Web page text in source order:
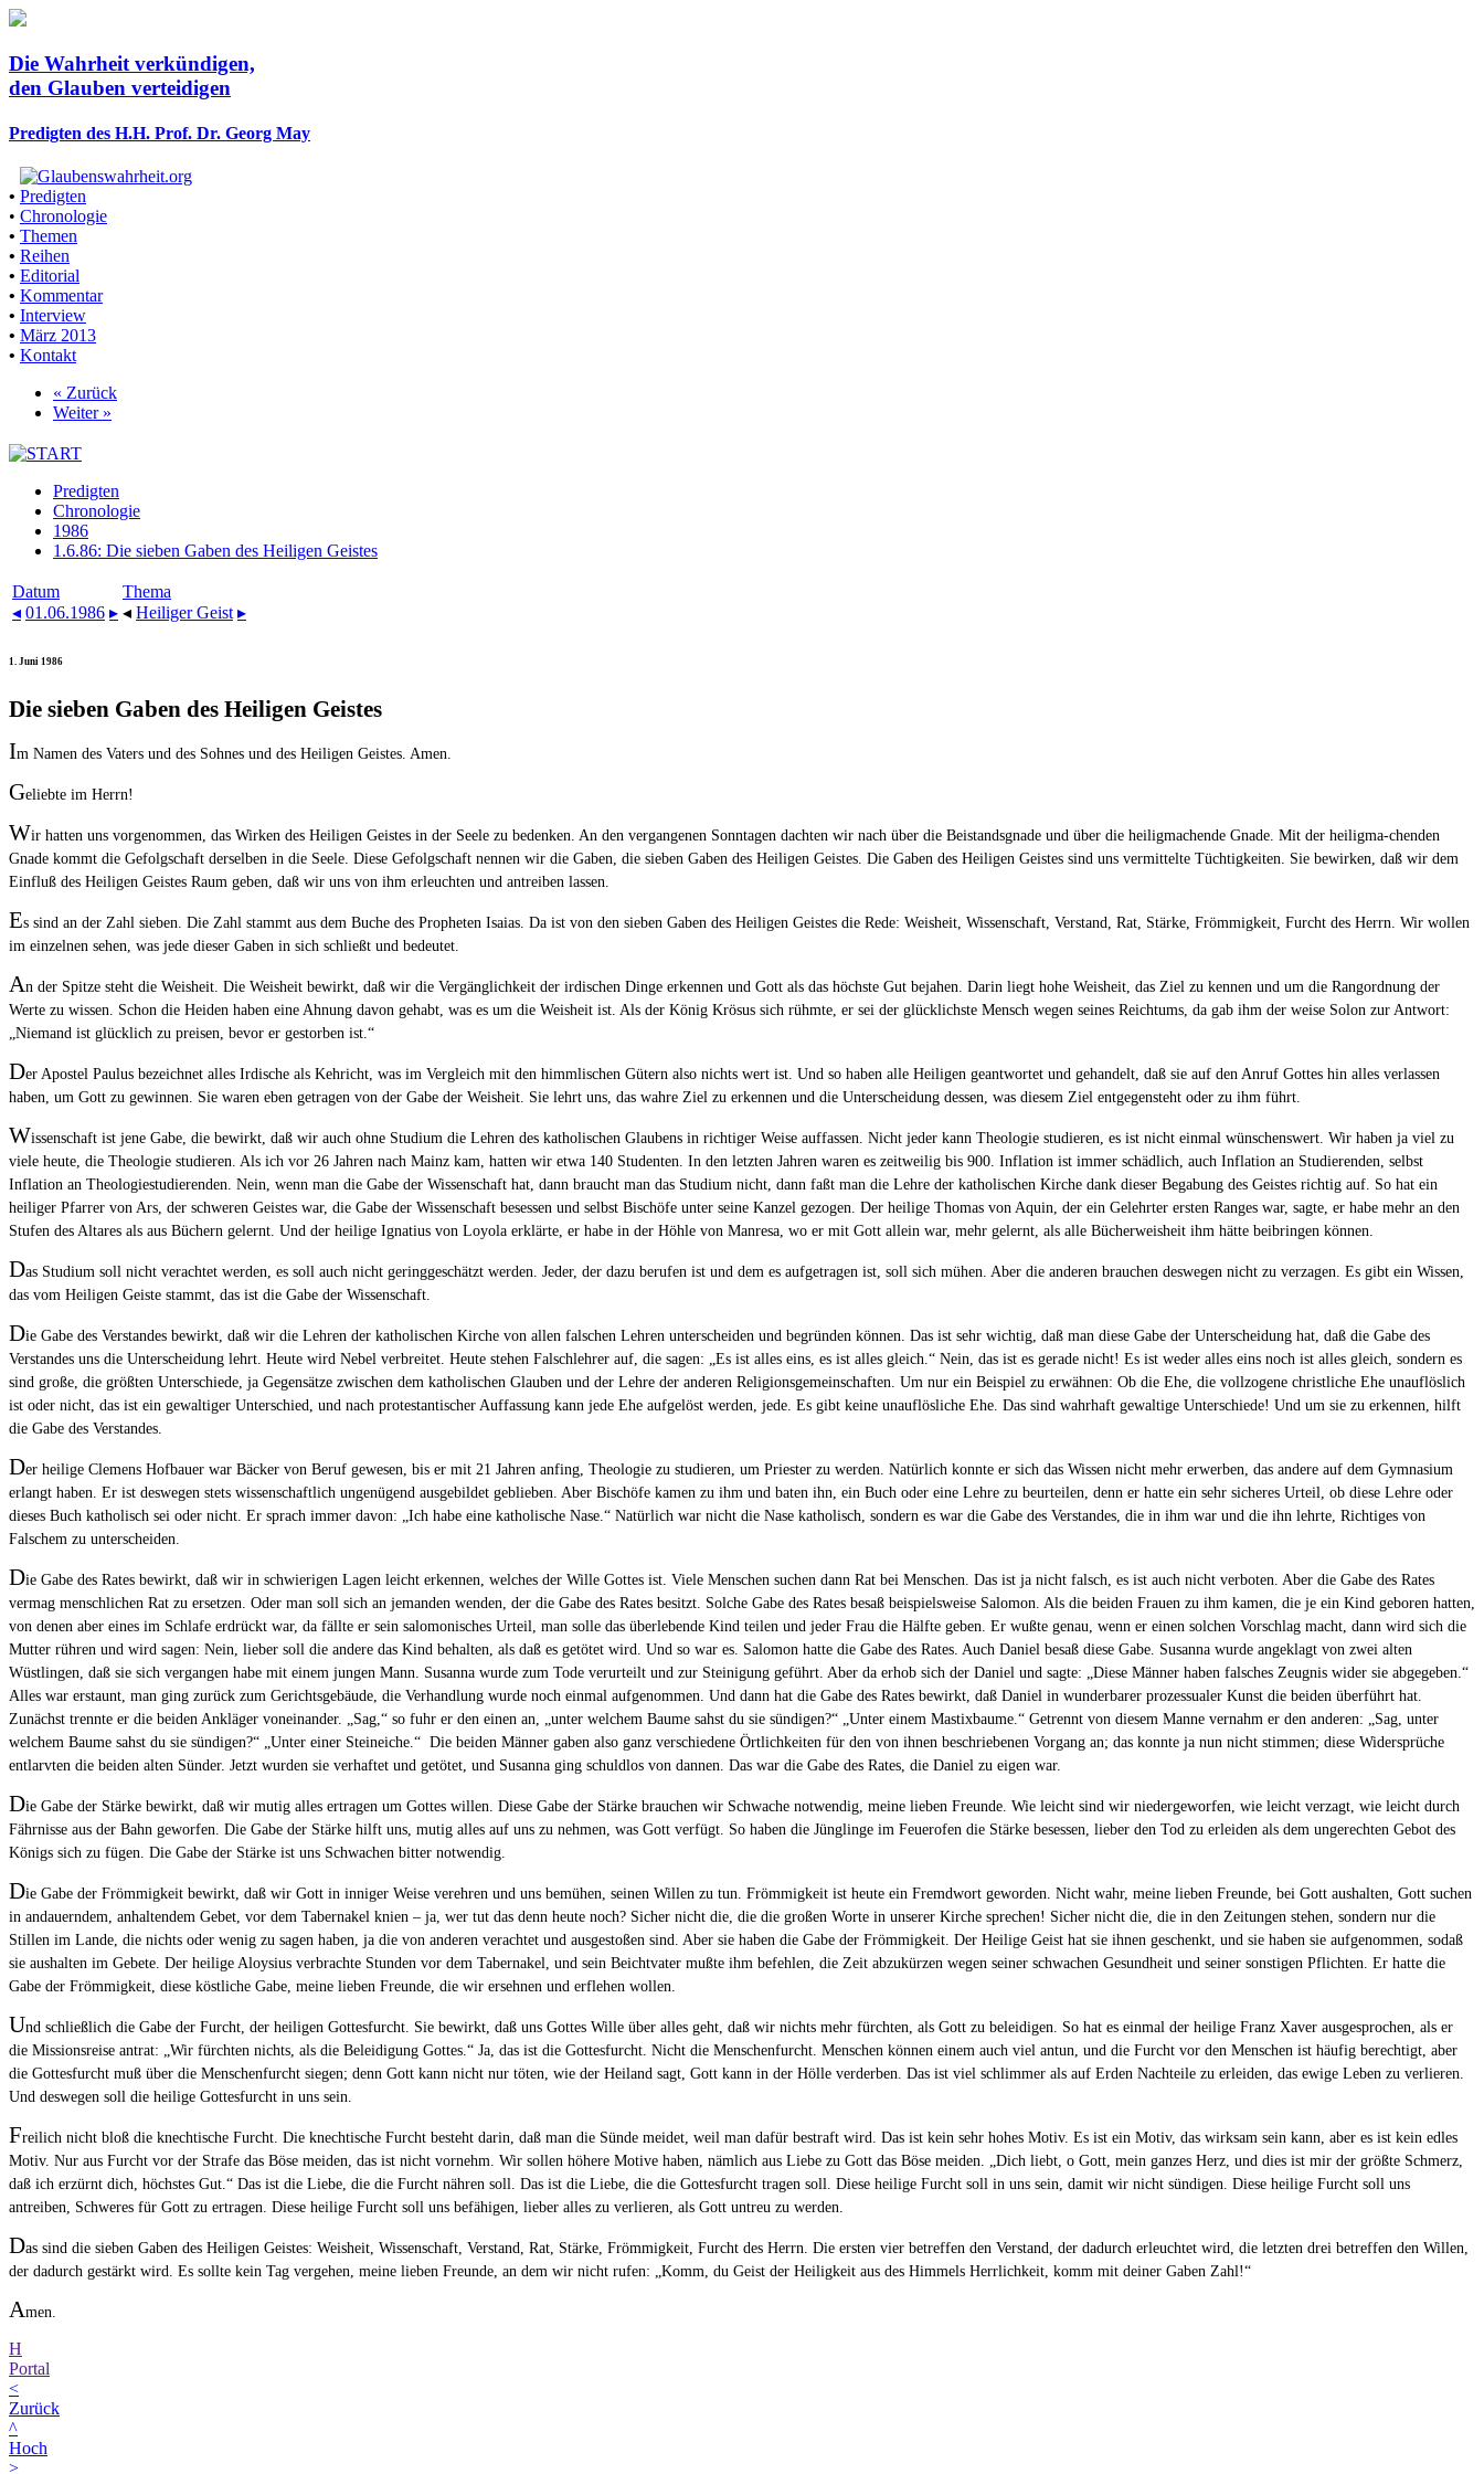
Die Wahrheit verkündigen,
den Glauben verteidigen
Predigten des H.H. Prof. Dr. Georg May
• Predigten
• Chronologie
• Themen
• Reihen
• Editorial
• Kommentar
• Interview
• März 2013
• Kontakt
« Zurück
Weiter »
Predigten
Chronologie
1986
1.6.86: Die sieben Gaben des Heiligen Geistes
Datum
◂ 01.06.1986 ▸
Thema
◂ Heiliger Geist ▸
1. Juni 1986
Die sieben Gaben des Heiligen Geistes
Im Namen des Vaters und des Sohnes und des Heiligen Geistes. Amen.
Geliebte im Herrn!
Wir hatten uns vorgenommen, das Wirken des Heiligen Geistes in der Seele zu bedenken. An den vergangenen Sonntagen dachten wir nach über die Beistandsgnade und über die heiligmachende Gnade. Mit der heiligma-chenden
Gnade kommt die Gefolgschaft derselben in die Seele. Diese Gefolgschaft nennen wir die Gaben, die sieben Gaben des Heiligen Geistes. Die Gaben des Heiligen Geistes sind uns vermittelte Tüchtigkeiten. Sie bewirken, daß wir dem
Einfluß des Heiligen Geistes Raum geben, daß wir uns von ihm erleuchten und antreiben lassen.
Es sind an der Zahl sieben. Die Zahl stammt aus dem Buche des Propheten Isaias. Da ist von den sieben Gaben des Heiligen Geistes die Rede: Weisheit, Wissenschaft, Verstand, Rat, Stärke, Frömmigkeit, Furcht des Herrn. Wir wollen
im einzelnen sehen, was jede dieser Gaben in sich schließt und bedeutet.
An der Spitze steht die Weisheit. Die Weisheit bewirkt, daß wir die Vergänglichkeit der irdischen Dinge erkennen und Gott als das höchste Gut bejahen. Darin liegt hohe Weisheit, das Ziel zu kennen und um die Rangordnung der
Werte zu wissen. Schon die Heiden haben eine Ahnung davon gehabt, was es um die Weisheit ist. Als der König Krösus sich rühmte, er sei der glücklichste Mensch wegen seines Reichtums, da gab ihm der weise Solon zur Antwort:
„Niemand ist glücklich zu preisen, bevor er gestorben ist.“
Der Apostel Paulus bezeichnet alles Irdische als Kehricht, was im Vergleich mit den himmlischen Gütern also nichts wert ist. Und so haben alle Heiligen geantwortet und gehandelt, daß sie auf den Anruf Gottes hin alles verlassen
haben, um Gott zu gewinnen. Sie waren eben getragen von der Gabe der Weisheit. Sie lehrt uns, das wahre Ziel zu erkennen und die Unterscheidung dessen, was diesem Ziel entgegensteht oder zu ihm führt.
Wissenschaft ist jene Gabe, die bewirkt, daß wir auch ohne Studium die Lehren des katholischen Glaubens in richtiger Weise auffassen. Nicht jeder kann Theologie studieren, es ist nicht einmal wünschenswert. Wir haben ja viel zu
viele heute, die Theologie studieren. Als ich vor 26 Jahren nach Mainz kam, hatten wir etwa 140 Studenten. In den letzten Jahren waren es zeitweilig bis 900. Inflation ist immer schädlich, auch Inflation an Studierenden, selbst
Inflation an Theologiestudierenden. Nein, wenn man die Gabe der Wissenschaft hat, dann braucht man das Studium nicht, dann faßt man die Lehre der katholischen Kirche dank dieser Begabung des Geistes richtig auf. So hat ein
heiliger Pfarrer von Ars, der schweren Geistes war, die Gabe der Wissenschaft besessen und selbst Bischöfe unter seine Kanzel gezogen. Der heilige Thomas von Aquin, der ein Gelehrter ersten Ranges war, sagte, er habe mehr an den
Stufen des Altares als aus Büchern gelernt. Und der heilige Ignatius von Loyola erklärte, er habe in der Höhle von Manresa, wo er mit Gott allein war, mehr gelernt, als alle Bücherweisheit ihm hätte beibringen können.
Das Studium soll nicht verachtet werden, es soll auch nicht geringgeschätzt werden. Jeder, der dazu berufen ist und dem es aufgetragen ist, soll sich mühen. Aber die anderen brauchen deswegen nicht zu verzagen. Es gibt ein Wissen,
das vom Heiligen Geiste stammt, das ist die Gabe der Wissenschaft.
Die Gabe des Verstandes bewirkt, daß wir die Lehren der katholischen Kirche von allen falschen Lehren unterscheiden und begründen können. Das ist sehr wichtig, daß man diese Gabe der Unterscheidung hat, daß die Gabe des
Verstandes uns die Unterscheidung lehrt. Heute wird Nebel verbreitet. Heute stehen Falschlehrer auf, die sagen: „Es ist alles eins, es ist alles gleich.“ Nein, das ist es gerade nicht! Es ist weder alles eins noch ist alles gleich, sondern es
sind große, die größten Unterschiede, ja Gegensätze zwischen dem katholischen Glauben und der Lehre der anderen Religionsgemeinschaften. Um nur ein Beispiel zu erwähnen: Ob die Ehe, die vollzogene christliche Ehe unauflöslich
ist oder nicht, das ist ein gewaltiger Unterschied, und nach protestantischer Auffassung kann jede Ehe aufgelöst werden, jede. Es gibt keine unauflösliche Ehe. Das sind wahrhaft gewaltige Unterschiede! Und um sie zu erkennen, hilft
die Gabe des Verstandes.
Der heilige Clemens Hofbauer war Bäcker von Beruf gewesen, bis er mit 21 Jahren anfing, Theologie zu studieren, um Priester zu werden. Natürlich konnte er sich das Wissen nicht mehr erwerben, das andere auf dem Gymnasium
erlangt haben. Er ist deswegen stets wissenschaftlich ungenügend ausgebildet geblieben. Aber Bischöfe kamen zu ihm und baten ihn, ein Buch oder eine Lehre zu beurteilen, denn er hatte ein sehr sicheres Urteil, ob diese Lehre oder
dieses Buch katholisch sei oder nicht. Er sprach immer davon: „Ich habe eine katholische Nase.“ Natürlich war nicht die Nase katholisch, sondern es war die Gabe des Verstandes, die in ihm war und die ihn lehrte, Richtiges von
Falschem zu unterscheiden.
Die Gabe des Rates bewirkt, daß wir in schwierigen Lagen leicht erkennen, welches der Wille Gottes ist. Viele Menschen suchen dann Rat bei Menschen. Das ist ja nicht falsch, es ist auch nicht verboten. Aber die Gabe des Rates
vermag menschlichen Rat zu ersetzen. Oder man soll sich an jemanden wenden, der die Gabe des Rates besitzt. Solche Gabe des Rates besaß beispielsweise Salomon. Als die beiden Frauen zu ihm kamen, die je ein Kind geboren hatten,
von denen aber eines im Schlafe erdrückt war, da fällte er sein salomonisches Urteil, man solle das überlebende Kind teilen und jeder Frau die Hälfte geben. Er wußte genau, wenn er einen solchen Vorschlag macht, dann wird sich die
Mutter rühren und wird sagen: Nein, lieber soll die andere das Kind behalten, als daß es getötet wird. Und so war es. Salomon hatte die Gabe des Rates. Auch Daniel besaß diese Gabe. Susanna wurde angeklagt von zwei alten
Wüstlingen, daß sie sich vergangen habe mit einem jungen Mann. Susanna wurde zum Tode verurteilt und zur Steinigung geführt. Aber da erhob sich der Daniel und sagte: „Diese Männer haben falsches Zeugnis wider sie abgegeben.“
Alles war erstaunt, man ging zurück zum Gerichtsgebäude, die Verhandlung wurde noch einmal aufgenommen. Und dann hat die Gabe des Rates bewirkt, daß Daniel in wunderbarer prozessualer Kunst die beiden überführt hat.
Zunächst trennte er die beiden Ankläger voneinander. „Sag,“ so fuhr er den einen an, „unter welchem Baume sahst du sie sündigen?“ „Unter einem Mastixbaume.“ Getrennt von diesem Manne vernahm er den anderen: „Sag, unter
welchem Baume sahst du sie sündigen?“ „Unter einer Steineiche.“ Die beiden Männer gaben also ganz verschiedene Örtlichkeiten für den von ihnen beschriebenen Vorgang an; das konnte ja nun nicht stimmen; diese Widersprüche
entlarvten die beiden alten Sünder. Jetzt wurden sie verhaftet und getötet, und Susanna ging schuldlos von dannen. Das war die Gabe des Rates, die Daniel zu eigen war.
Die Gabe der Stärke bewirkt, daß wir mutig alles ertragen um Gottes willen. Diese Gabe der Stärke brauchen wir Schwache notwendig, meine lieben Freunde. Wie leicht sind wir niedergeworfen, wie leicht verzagt, wie leicht durch
Fährnisse aus der Bahn geworfen. Die Gabe der Stärke hilft uns, mutig alles auf uns zu nehmen, was Gott verfügt. So haben die Jünglinge im Feuerofen die Stärke besessen, lieber den Tod zu erleiden als dem ungerechten Gebot des
Königs sich zu fügen. Die Gabe der Stärke ist uns Schwachen bitter notwendig.
Die Gabe der Frömmigkeit bewirkt, daß wir Gott in inniger Weise verehren und uns bemühen, seinen Willen zu tun. Frömmigkeit ist heute ein Fremdwort geworden. Nicht wahr, meine lieben Freunde, bei Gott aushalten, Gott suchen
in andauerndem, anhaltendem Gebet, vor dem Tabernakel knien – ja, wer tut das denn heute noch? Sicher nicht die, die die großen Worte in unserer Kirche sprechen! Sicher nicht die, die in den Zeitungen stehen, sondern nur die
Stillen im Lande, die nichts oder wenig zu sagen haben, ja die von anderen verachtet und ausgestoßen sind. Aber sie haben die Gabe der Frömmigkeit. Der Heilige Geist hat sie ihnen geschenkt, und sie haben sie aufgenommen, sodaß
sie aushalten im Gebete. Der heilige Aloysius verbrachte Stunden vor dem Tabernakel, und sein Beichtvater mußte ihm befehlen, die Zeit abzukürzen wegen seiner schwachen Gesundheit und seiner sonstigen Pflichten. Er hatte die
Gabe der Frömmigkeit, diese köstliche Gabe, meine lieben Freunde, die wir ersehnen und erflehen wollen.
Und schließlich die Gabe der Furcht, der heiligen Gottesfurcht. Sie bewirkt, daß uns Gottes Wille über alles geht, daß wir nichts mehr fürchten, als Gott zu beleidigen. So hat es einmal der heilige Franz Xaver ausgesprochen, als er
die Missionsreise antrat: „Wir fürchten nichts, als die Beleidigung Gottes.“ Ja, das ist die Gottesfurcht. Nicht die Menschenfurcht. Menschen können einem auch viel antun, und die Furcht vor den Menschen ist häufig berechtigt, aber
die Gottesfurcht muß über die Menschenfurcht siegen; denn Gott kann nicht nur töten, wie der Heiland sagt, Gott kann in der Hölle verderben. Das ist viel schlimmer als auf Erden Nachteile zu erleiden, das ewige Leben zu verlieren.
Und deswegen soll die heilige Gottesfurcht in uns sein.
Freilich nicht bloß die knechtische Furcht. Die knechtische Furcht besteht darin, daß man die Sünde meidet, weil man dafür bestraft wird. Das ist kein sehr hohes Motiv. Es ist ein Motiv, das wirksam sein kann, aber es ist kein edles
Motiv. Nur aus Furcht vor der Strafe das Böse meiden, das ist nicht vornehm. Wir sollen höhere Motive haben, nämlich aus Liebe zu Gott das Böse meiden. „Dich liebt, o Gott, mein ganzes Herz, und dies ist mir der größte Schmerz,
daß ich erzürnt dich, höchstes Gut.“ Das ist die Liebe, die die Furcht nähren soll. Das ist die Liebe, die die Gottesfurcht tragen soll. Diese heilige Furcht soll in uns sein, damit wir nicht sündigen. Diese heilige Furcht soll uns
antreiben, Schweres für Gott zu ertragen. Diese heilige Furcht soll uns befähigen, lieber alles zu verlieren, als Gott untreu zu werden.
Das sind die sieben Gaben des Heiligen Geistes: Weisheit, Wissenschaft, Verstand, Rat, Stärke, Frömmigkeit, Furcht des Herrn. Die ersten vier betreffen den Verstand, der dadurch erleuchtet wird, die letzten drei betreffen den Willen,
der dadurch gestärkt wird. Es sollte kein Tag vergehen, meine lieben Freunde, an dem wir nicht rufen: „Komm, du Geist der Heiligkeit aus des Himmels Herrlichkeit, komm mit deiner Gaben Zahl!“
Amen.
H
Portal
<
Zurück
^
Hoch
>